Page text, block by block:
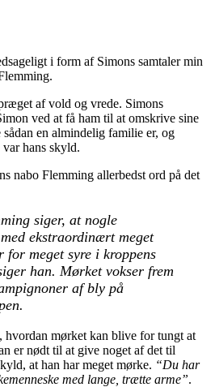
i form af Simons samtaler min
af vold og vrede. Simons
ved at få ham til at omskrive sine
en almindelig familie er, og
hans skyld.
nabo Flemming allerbedst ord på det
siger, at nogle
ekstraordinært meget
for meget syre i kroppens
han. Mørket vokser frem
af bly på
hvordan mørket kan blive for tungt at
er nødt til at give noget af det til
at han har meget mørke. “Du har
med lange, trætte arme”.